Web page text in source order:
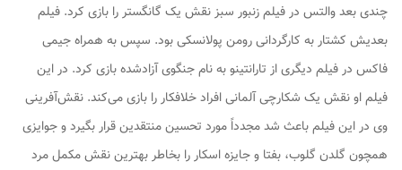
چندی بعد والتس در فیلم زنبور سبز نقش یک گانگستر را بازی کرد. فیلم
بعدیش کشتار به کارگردانی رومن پولانسکی بود. سپس به همراه جیمی
فاکس در فیلم دیگری از تارانتینو به نام جنگوی آزادشده بازی کرد. در این
فیلم او نقش یک شکارچی آلمانی افراد خلافکار را بازی می‌کند. نقش‌آفرینی
وی در این فیلم باعث شد مجدداً مورد تحسین منتقدین قرار بگیرد و جوایزی
همچون گلدن گلوب، بفتا و جایزه اسکار را بخاطر بهترین نقش مکمل مرد